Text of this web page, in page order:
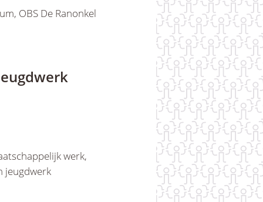
OBS De Ranonkel
werk,
jeugdwerk